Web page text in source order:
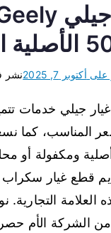
على أكتوبر 7, 2025 نشر
جيلي خدمات تتميز
المناسب، كما
ومكفولة أو
قطع غيار
العلامة التجارية.
الشركة الأم